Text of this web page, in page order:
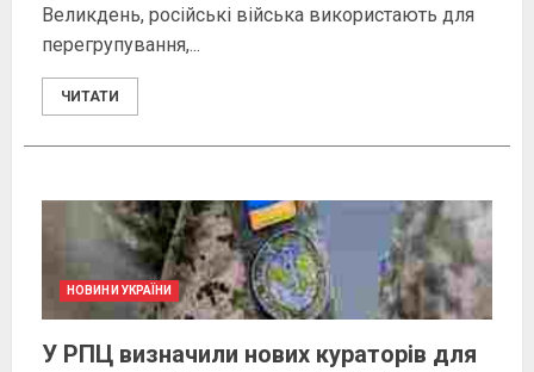
Великдень, російські війська використають для
перегрупування,...
ЧИТАТИ
НОВИНИ УКРАЇНИ
У РПЦ визначили нових кураторів для